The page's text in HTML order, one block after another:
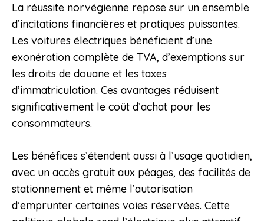
La réussite norvégienne repose sur un ensemble
d’incitations financières et pratiques puissantes.
Les voitures électriques bénéficient d’une
exonération complète de TVA, d’exemptions sur
les droits de douane et les taxes
d’immatriculation. Ces avantages réduisent
significativement le coût d’achat pour les
consommateurs.
Les bénéfices s’étendent aussi à l’usage quotidien,
avec un accès gratuit aux péages, des facilités de
stationnement et même l’autorisation
d’emprunter certaines voies réservées. Cette